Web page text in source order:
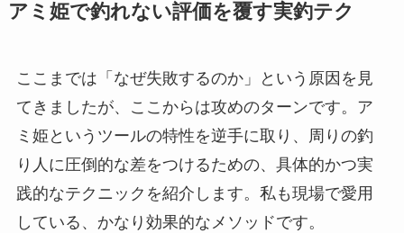
アミ姫で釣れない評価を覆す実釣テク
ここまでは「なぜ失敗するのか」という原因を見
てきましたが、ここからは攻めのターンです。ア
ミ姫というツールの特性を逆手に取り、周りの釣
り人に圧倒的な差をつけるための、具体的かつ実
践的なテクニックを紹介します。私も現場で愛用
している、かなり効果的なメソッドです。